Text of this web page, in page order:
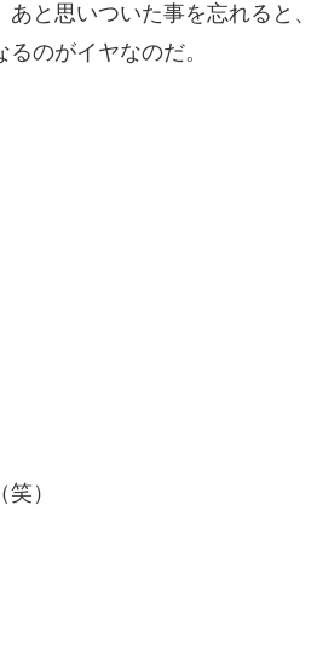
と思いついた事を忘れると、
のがイヤなのだ。
）